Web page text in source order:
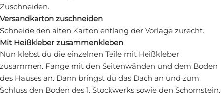
Zuschneiden.
Versandkarton zuschneiden
Schneide den alten Karton entlang der Vorlage zurecht.
Mit Heißkleber zusammenkleben
Nun klebst du die einzelnen Teile mit Heißkleber
zusammen. Fange mit den Seitenwänden und dem Boden
des Hauses an. Dann bringst du das Dach an und zum
Schluss den Boden des 1. Stockwerks sowie den Schornstein.